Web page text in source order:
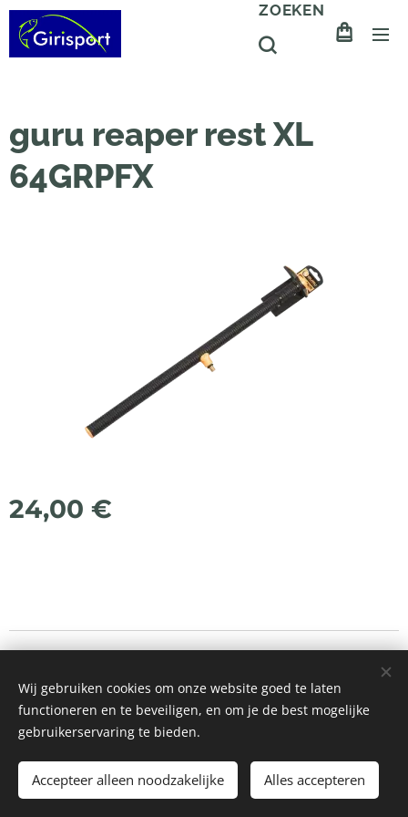
ZOEKEN
guru reaper rest XL
64GRPFX
24,00 €
Toevoegen aan de winkelwagen
Webnode
Wij gebruiken cookies om onze website goed te laten
functioneren en te beveiligen, en om je de best mogelijke
gebruikerservaring te bieden.
Accepteer alleen noodzakelijke Alles accepteren